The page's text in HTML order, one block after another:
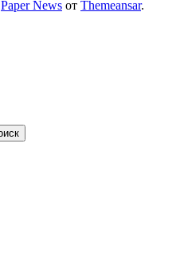
Paper News от Themeansar.